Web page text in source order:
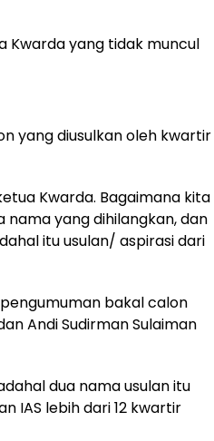
Kwarda yang tidak muncul
yang diusulkan oleh kwartir
Kwarda. Bagaimana kita
yang dihilangkan, dan
itu usulan/ aspirasi dari
bakal calon
Andi Sudirman Sulaiman
dua nama usulan itu
IAS lebih dari 12 kwartir